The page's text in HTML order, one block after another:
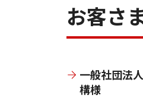
お客さ
一般社団法
構様